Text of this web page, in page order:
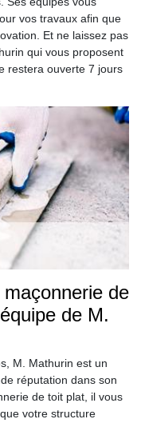
vos travaux afin que
Et ne laissez pas
qui vous proposent
restera ouverte 7 jours
de
de M.
M. Mathurin est un
réputation dans son
de toit plat, il vous
votre structure